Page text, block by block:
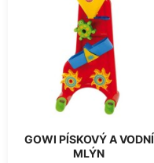
GOWI PÍSKOVÝ A VODNÍ
MLÝN